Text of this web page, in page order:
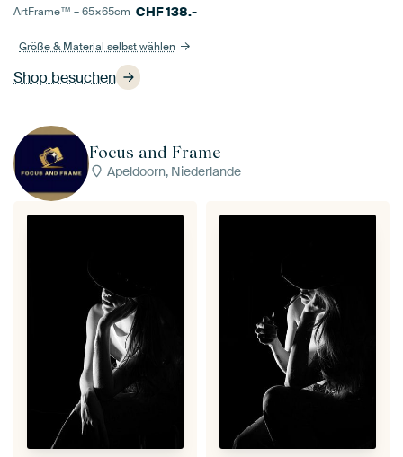
Shop besuchen
ArtFrame™ –65×65cm CHF138.-
Größe & Material selbst wählen
Focus and Frame
Apeldoorn, Niederlande